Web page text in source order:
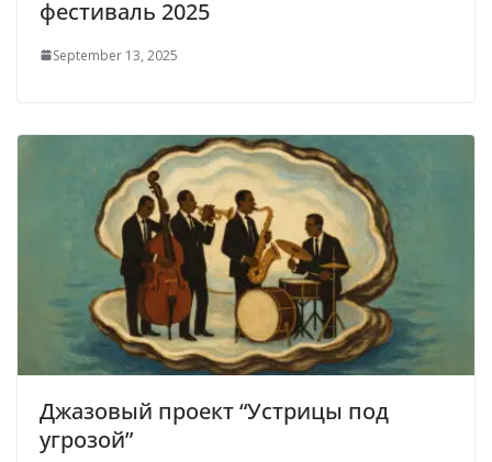
фестиваль 2025
September 13, 2025
Джазовый проект “Устрицы под
угрозой”